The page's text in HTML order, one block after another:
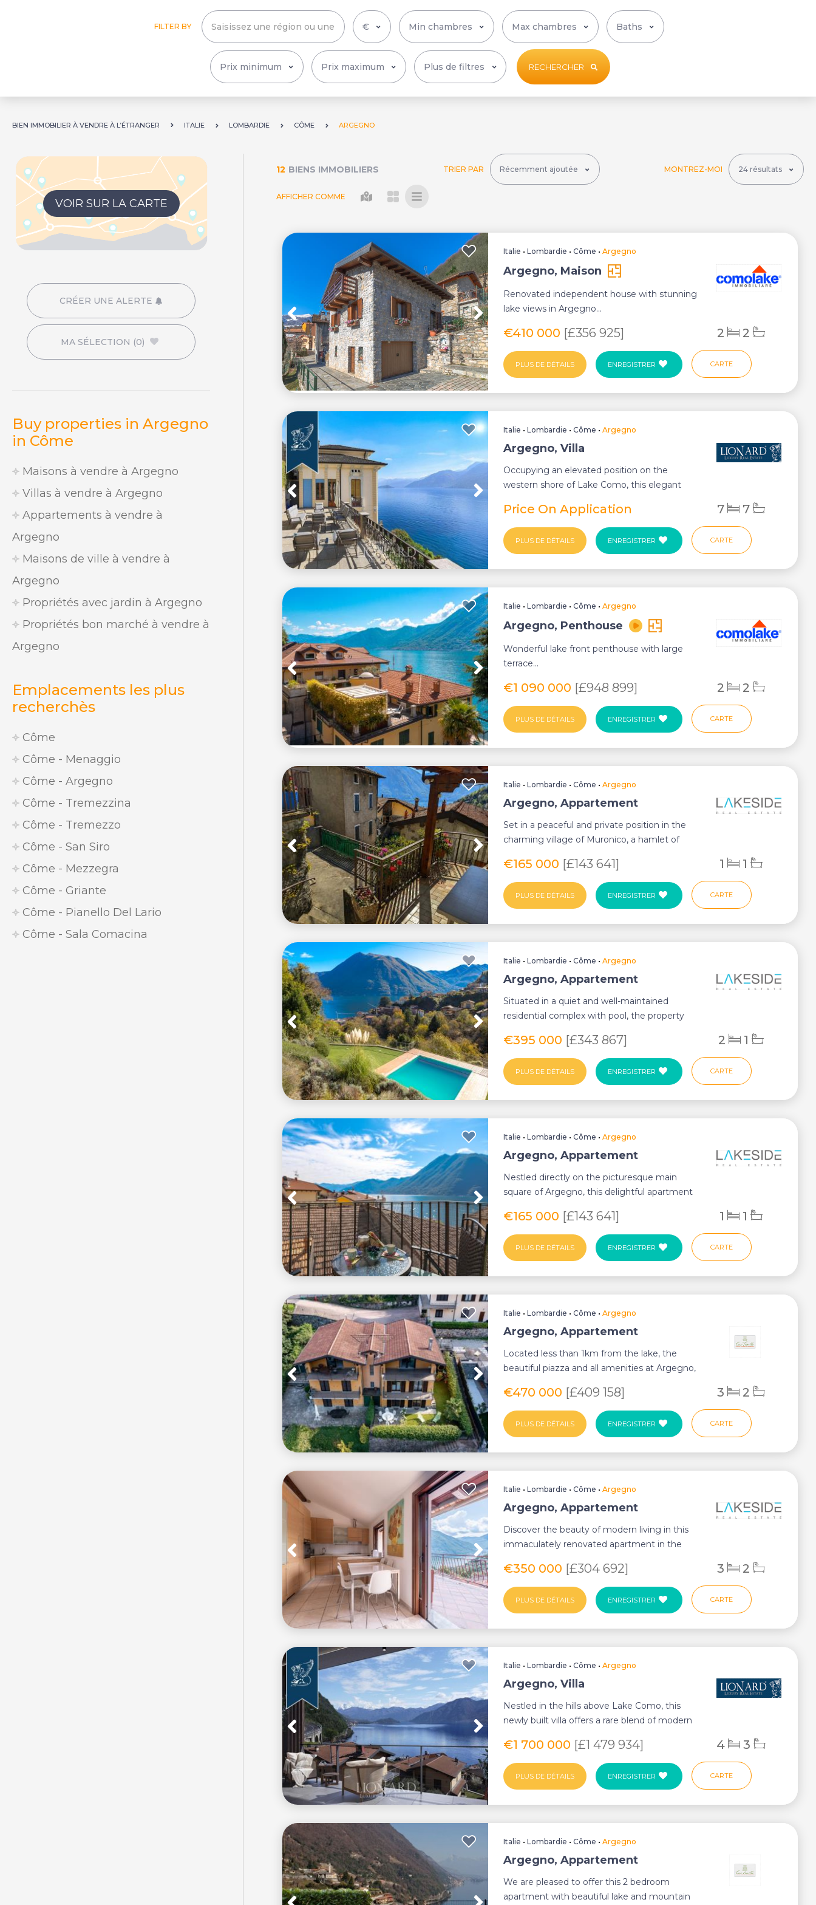
FILTER BY
Plus de filtres RECHERCHER
BIEN IMMOBILIER À VENDRE À L’ÉTRANGER ITALIE LOMBARDIE CÔME ARGEGNO
VOIR SUR LA CARTE
CRÉER UNE ALERTE
MA SÉLECTION (0)
Buy properties in Argegno
in Côme
Maisons à vendre à Argegno
Villas à vendre à Argegno
Appartements à vendre à
Argegno
Maisons de ville à vendre à
Argegno
Propriétés avec jardin à Argegno
Propriétés bon marché à vendre à
Argegno
Emplacements les plus
recherchès
Côme
Côme - Menaggio
Côme - Argegno
Côme - Tremezzina
Côme - Tremezzo
Côme - San Siro
Côme - Mezzegra
Côme - Griante
Côme - Pianello Del Lario
Côme - Sala Comacina
12 BIENS IMMOBILIERS TRIER PAR MONTREZ-MOI
AFFICHER COMME
Italie •Lombardie •Côme •Argegno
Argegno, Maison
Renovated independent house with stunning
lake views in Argegno...
€410 000 [£356 925] 2 2
PLUS DE DÉTAILS ENREGISTRER CARTE
Italie •Lombardie •Côme •Argegno
Argegno, Villa
Occupying an elevated position on the
western shore of Lake Como, this elegant
Price On Application 7 7
PLUS DE DÉTAILS ENREGISTRER CARTE
Italie •Lombardie •Côme •Argegno
Argegno, Penthouse
Wonderful lake front penthouse with large
terrace...
€1 090 000 [£948 899] 2 2
PLUS DE DÉTAILS ENREGISTRER CARTE
Italie •Lombardie •Côme •Argegno
Argegno, Appartement
Set in a peaceful and private position in the
charming village of Muronico, a hamlet of
€165 000 [£143 641] 1 1
PLUS DE DÉTAILS ENREGISTRER CARTE
Italie •Lombardie •Côme •Argegno
Argegno, Appartement
Situated in a quiet and well-maintained
residential complex with pool, the property
€395 000 [£343 867] 2 1
PLUS DE DÉTAILS ENREGISTRER CARTE
Italie •Lombardie •Côme •Argegno
Argegno, Appartement
Nestled directly on the picturesque main
square of Argegno, this delightful apartment
€165 000 [£143 641] 1 1
PLUS DE DÉTAILS ENREGISTRER CARTE
Italie •Lombardie •Côme •Argegno
Argegno, Appartement
Located less than 1km from the lake, the
beautiful piazza and all amenities at Argegno,
€470 000 [£409 158] 3 2
PLUS DE DÉTAILS ENREGISTRER CARTE
Italie •Lombardie •Côme •Argegno
Argegno, Appartement
Discover the beauty of modern living in this
immaculately renovated apartment in the
€350 000 [£304 692] 3 2
PLUS DE DÉTAILS ENREGISTRER CARTE
Italie •Lombardie •Côme •Argegno
Argegno, Villa
Nestled in the hills above Lake Como, this
newly built villa offers a rare blend of modern
€1 700 000 [£1 479 934] 4 3
PLUS DE DÉTAILS ENREGISTRER CARTE
Italie •Lombardie •Côme •Argegno
Argegno, Appartement
We are pleased to offer this 2 bedroom
apartment with beautiful lake and mountain